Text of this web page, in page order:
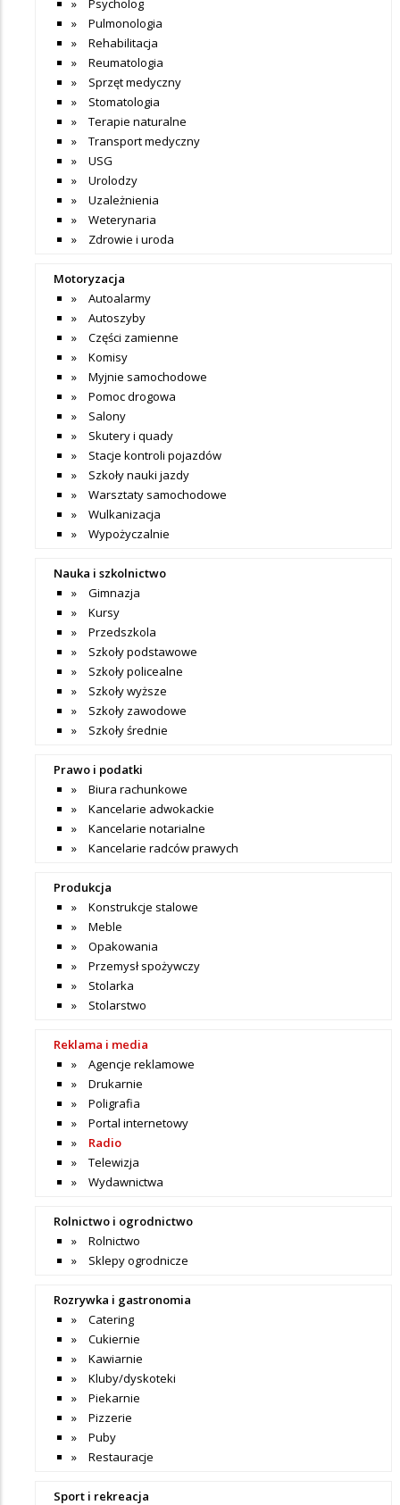
Psycholog
Pulmonologia
Rehabilitacja
Reumatologia
Sprzęt medyczny
Stomatologia
Terapie naturalne
Transport medyczny
USG
Urolodzy
Uzależnienia
Weterynaria
Zdrowie i uroda
Motoryzacja
Autoalarmy
Autoszyby
Części zamienne
Komisy
Myjnie samochodowe
Pomoc drogowa
Salony
Skutery i quady
Stacje kontroli pojazdów
Szkoły nauki jazdy
Warsztaty samochodowe
Wulkanizacja
Wypożyczalnie
Nauka i szkolnictwo
Gimnazja
Kursy
Przedszkola
Szkoły podstawowe
Szkoły policealne
Szkoły wyższe
Szkoły zawodowe
Szkoły średnie
Prawo i podatki
Biura rachunkowe
Kancelarie adwokackie
Kancelarie notarialne
Kancelarie radców prawych
Produkcja
Konstrukcje stalowe
Meble
Opakowania
Przemysł spożywczy
Stolarka
Stolarstwo
Reklama i media
Agencje reklamowe
Drukarnie
Poligrafia
Portal internetowy
Radio
Telewizja
Wydawnictwa
Rolnictwo i ogrodnictwo
Rolnictwo
Sklepy ogrodnicze
Rozrywka i gastronomia
Catering
Cukiernie
Kawiarnie
Kluby/dyskoteki
Piekarnie
Pizzerie
Puby
Restauracje
Sport i rekreacja